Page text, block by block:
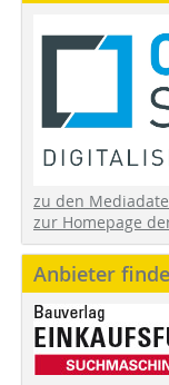
zu den
zur Homepage der
Anbieter